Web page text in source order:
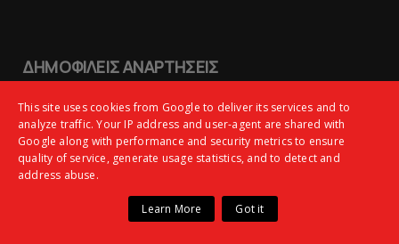
ΔΗΜΟΦΙΛΕΙΣ ΑΝΑΡΤΗΣΕΙΣ
Φιλικό ξεμούδιασμα με... 8 γκολ!
ειδήσεις για τη νέα Super League 2
(vid)
This site uses cookies from Google to deliver its services and to
analyze traffic. Your IP address and user-agent are shared with
Google along with performance and security metrics to ensure
quality of service, generate usage statistics, and to detect and
address abuse.
Learn More Got it